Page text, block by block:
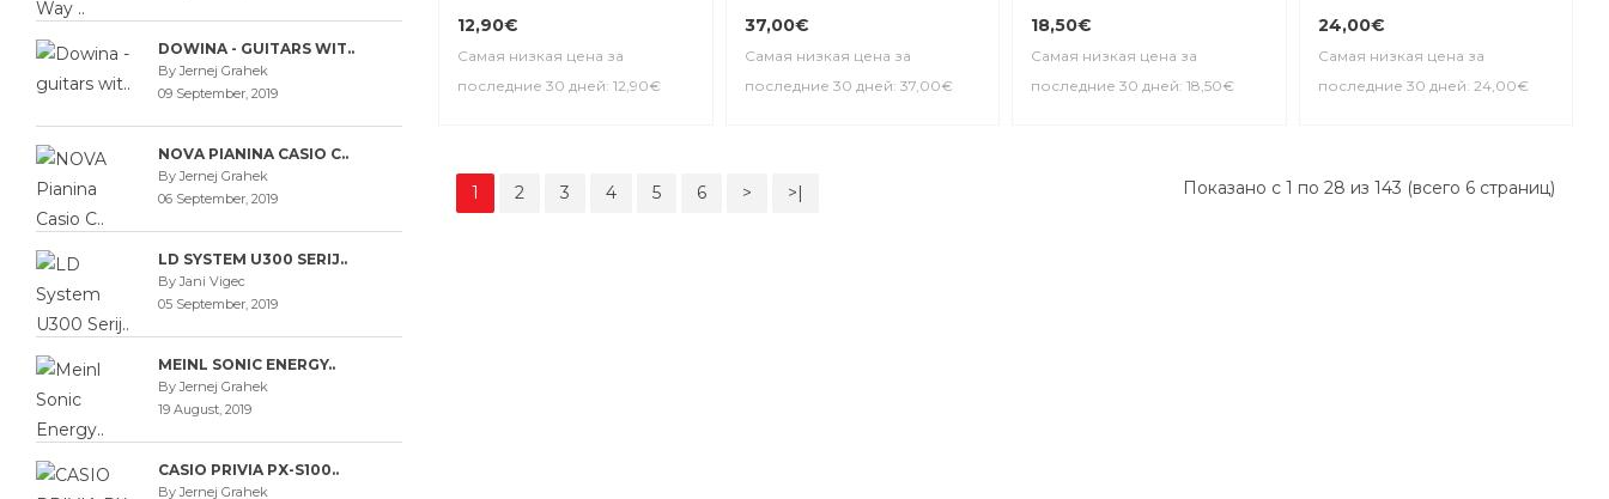
DOWINA - GUITARS WIT..
By Jernej Grahek
09 September, 2019
NOVA PIANINA CASIO C..
By Jernej Grahek
06 September, 2019
LD SYSTEM U300 SERIJ..
By Jani Vigec
05 September, 2019
MEINL SONIC ENERGY..
By Jernej Grahek
19 August, 2019
CASIO PRIVIA PX-S100..
By Jernej Grahek
12,90€
Самая низкая цена за
последние 30 дней: 12,90€
37,00€
Самая низкая цена за
последние 30 дней: 37,00€
18,50€
Самая низкая цена за
последние 30 дней: 18,50€
24,00€
Самая низкая цена за
последние 30 дней: 24,00€
1 2 3 4 5 6 > >| Показано с 1 по 28 из 143 (всего 6 страниц)